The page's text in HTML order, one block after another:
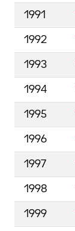
1991
1992
1993
1994
1995
1996
1997
1998
1999